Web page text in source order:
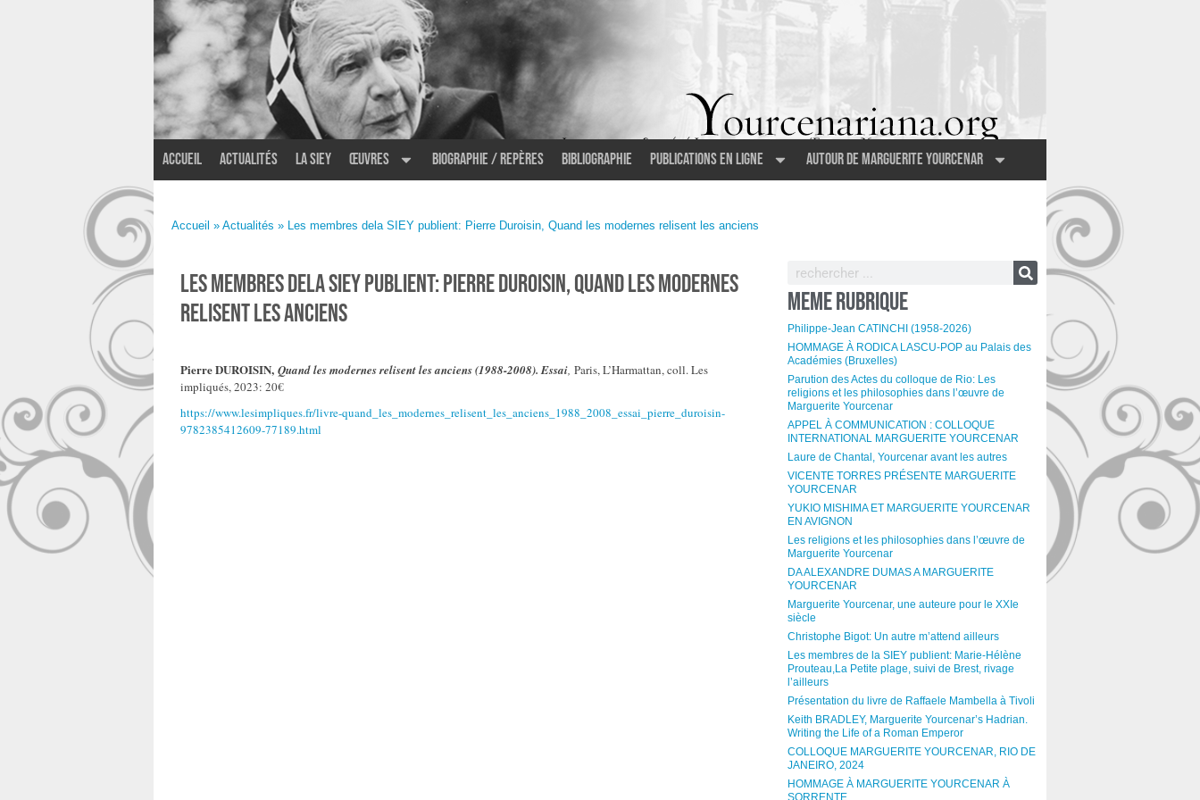
Accueil Actualités La SIEY Œuvres Biographie / Repères Bibliographie Publications en ligne Autour de Marguerite Yourcenar
Accueil » Actualités » Les membres dela SIEY publient: Pierre Duroisin, Quand les modernes relisent les anciens
Les membres dela SIEY publient: Pierre Duroisin, Quand les modernes
relisent les anciens
Pierre DUROISIN, Quand les modernes relisent les anciens (1988-2008). Essai, Paris, L’Harmattan, coll. Les
impliqués, 2023: 20€
https://www.lesimpliques.fr/livre-quand_les_modernes_relisent_les_anciens_1988_2008_essai_pierre_duroisin-
9782385412609-77189.html
MEME RUBRIQUE
Philippe-Jean CATINCHI (1958-2026)
HOMMAGE À RODICA LASCU-POP au Palais des
Académies (Bruxelles)
Parution des Actes du colloque de Rio: Les
religions et les philosophies dans l’œuvre de
Marguerite Yourcenar
APPEL À COMMUNICATION : COLLOQUE
INTERNATIONAL MARGUERITE YOURCENAR
Laure de Chantal, Yourcenar avant les autres
VICENTE TORRES PRÉSENTE MARGUERITE
YOURCENAR
YUKIO MISHIMA ET MARGUERITE YOURCENAR
EN AVIGNON
Les religions et les philosophies dans l’œuvre de
Marguerite Yourcenar
DA ALEXANDRE DUMAS A MARGUERITE
YOURCENAR
Marguerite Yourcenar, une auteure pour le XXIe
siècle
Christophe Bigot: Un autre m’attend ailleurs
Les membres de la SIEY publient: Marie-Hélène
Prouteau,La Petite plage, suivi de Brest, rivage
l’ailleurs
Présentation du livre de Raffaele Mambella à Tivoli
Keith BRADLEY, Marguerite Yourcenar’s Hadrian.
Writing the Life of a Roman Emperor
COLLOQUE MARGUERITE YOURCENAR, RIO DE
JANEIRO, 2024
HOMMAGE À MARGUERITE YOURCENAR À
SORRENTE